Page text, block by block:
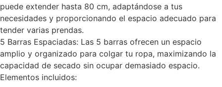
puede extender hasta 80 cm, adaptándose a tus
necesidades y proporcionando el espacio adecuado para
tender varias prendas.
5 Barras Espaciadas: Las 5 barras ofrecen un espacio
amplio y organizado para colgar tu ropa, maximizando la
capacidad de secado sin ocupar demasiado espacio.
Elementos incluidos: